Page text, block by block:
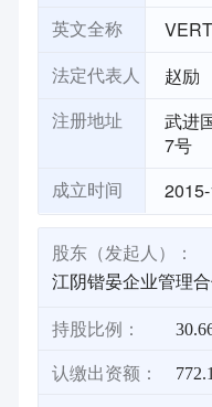
英文全称
法定代表人 赵励
注册地址
武进
7号
成立时间
股东（发起人）：
江阴锴晏企业管理
持股比例：
认缴出资额：